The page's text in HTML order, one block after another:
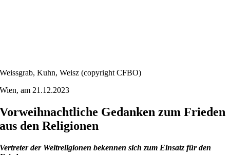
Weissgrab, Kuhn, Weisz (copyright CFBO)
Wien, am 21.12.2023
Vorweihnachtliche Gedanken zum Frieden
aus den Religionen
Vertreter der Weltreligionen bekennen sich zum Einsatz für den